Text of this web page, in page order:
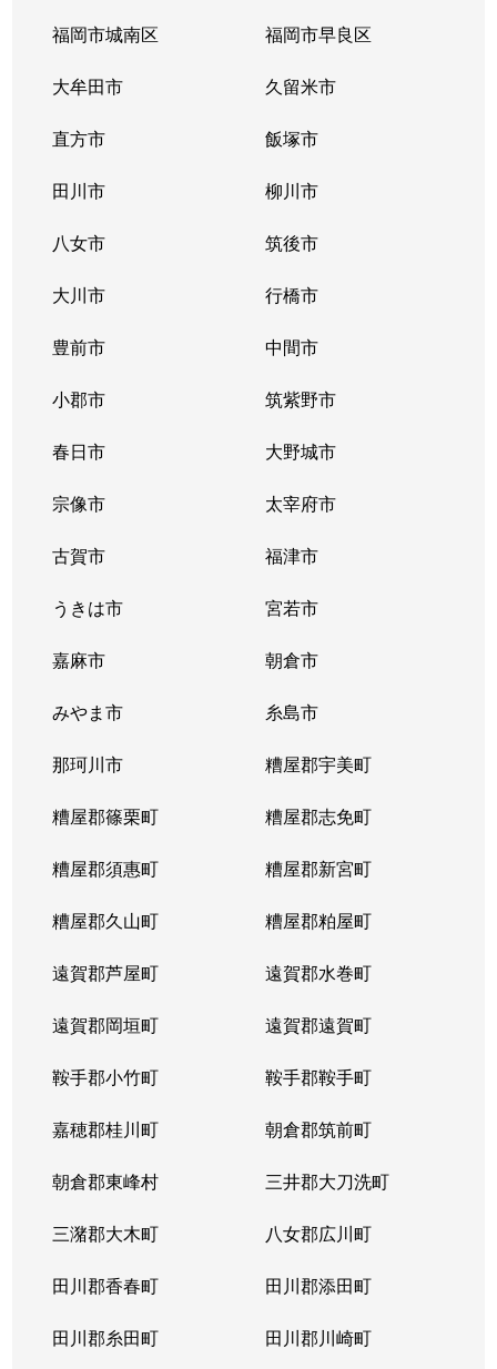
福岡市城南区 福岡市早良区
大牟田市 久留米市
直方市 飯塚市
田川市 柳川市
八女市 筑後市
大川市 行橋市
豊前市 中間市
小郡市 筑紫野市
春日市 大野城市
宗像市 太宰府市
古賀市 福津市
うきは市 宮若市
嘉麻市 朝倉市
みやま市 糸島市
那珂川市 糟屋郡宇美町
糟屋郡篠栗町 糟屋郡志免町
糟屋郡須惠町 糟屋郡新宮町
糟屋郡久山町 糟屋郡粕屋町
遠賀郡芦屋町 遠賀郡水巻町
遠賀郡岡垣町 遠賀郡遠賀町
鞍手郡小竹町 鞍手郡鞍手町
嘉穂郡桂川町 朝倉郡筑前町
朝倉郡東峰村 三井郡大刀洗町
三潴郡大木町 八女郡広川町
田川郡香春町 田川郡添田町
田川郡糸田町 田川郡川崎町